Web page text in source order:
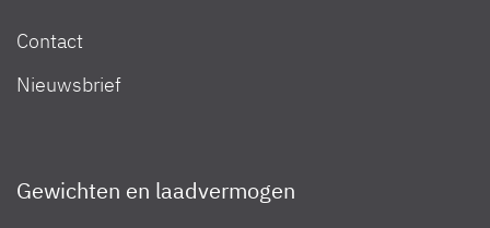
Contact
Nieuwsbrief
Gewichten en laadvermogen